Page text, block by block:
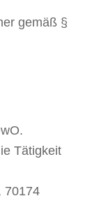
gemäß §
Tätigkeit
70174